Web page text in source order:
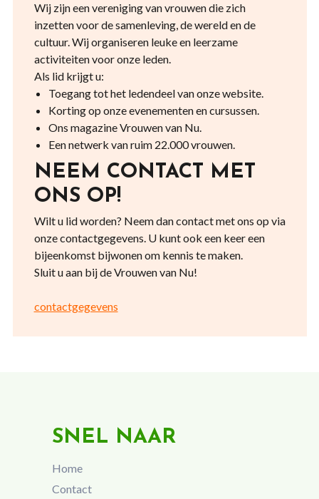
Wij zijn een vereniging van vrouwen die zich
inzetten voor de samenleving, de wereld en de
cultuur. Wij organiseren leuke en leerzame
activiteiten voor onze leden.
Als lid krijgt u:
Toegang tot het ledendeel van onze website.
Korting op onze evenementen en cursussen.
Ons magazine Vrouwen van Nu.
Een netwerk van ruim 22.000 vrouwen.
NEEM CONTACT MET
ONS OP!
Wilt u lid worden? Neem dan contact met ons op via
onze contactgegevens. U kunt ook een keer een
bijeenkomst bijwonen om kennis te maken.
Sluit u aan bij de Vrouwen van Nu!
contactgegevens
SNEL NAAR
Home
Contact